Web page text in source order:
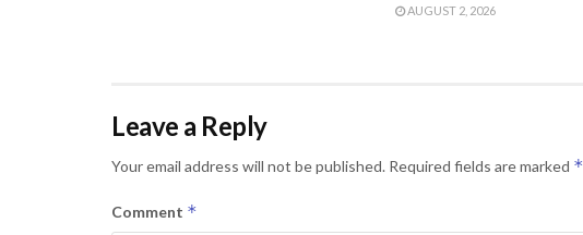
AUGUST 2, 2026
Leave a Reply
Your email address will not be published. Required fields are marked *
Comment *